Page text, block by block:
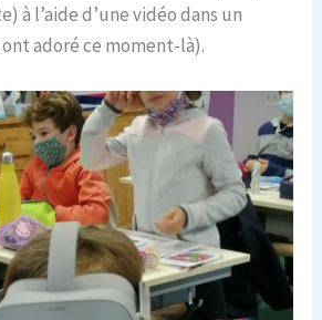
à l’aide d’une vidéo dans un
adoré ce moment-là).